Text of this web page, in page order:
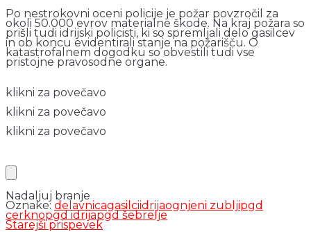
Po nestrokovni oceni policije je požar povzročil za
okoli 50.000 evrov materialne škode. Na kraj požara so
prišli tudi idrijski policisti, ki so spremljali delo gasilcev
in ob koncu evidentirali stanje na požarišču. O
katastrofalnem dogodku so obvestili tudi vse
pristojne pravosodne organe.
klikni za povečavo
klikni za povečavo
klikni za povečavo
Nadaljuj branje
Oznake: delavnicagasilciidrijaognjeni zubljipgd
cerknopgd idrijapgd šebrelje
Starejši prispevek